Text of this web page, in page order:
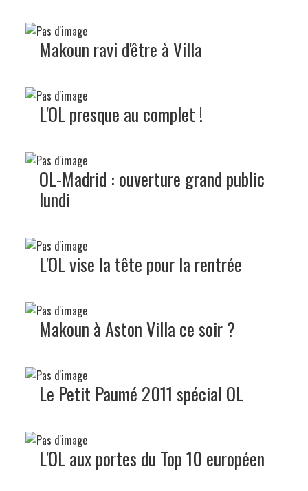
Makoun ravi d'être à Villa
L'OL presque au complet !
OL-Madrid : ouverture grand public
lundi
L'OL vise la tête pour la rentrée
Makoun à Aston Villa ce soir ?
Le Petit Paumé 2011 spécial OL
L'OL aux portes du Top 10 européen